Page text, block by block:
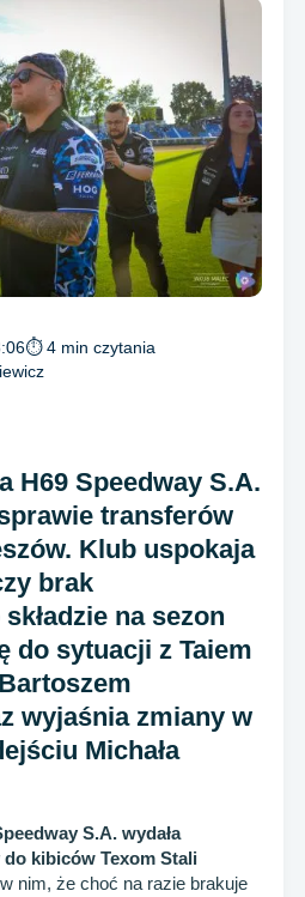
⏱ 4 min czytania
H69 Speedway S.A.
transferów
Klub uspokaja
brak
na sezon
do sytuacji z Taiem
wyjaśnia zmiany w
Michała
S.A. wydała
kibiców Texom Stali
nim, że choć na razie brakuje